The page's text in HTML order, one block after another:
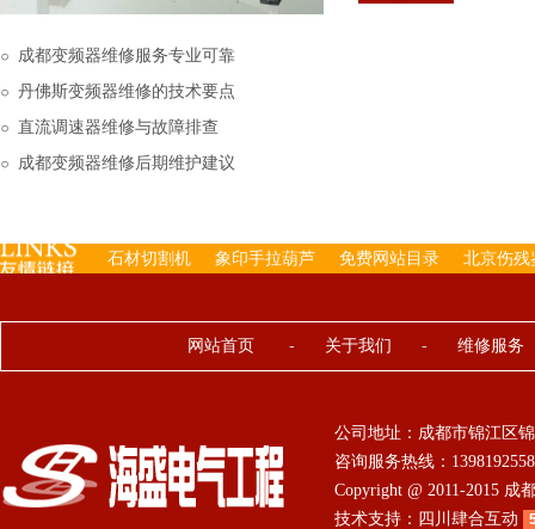
下来的，机内已经存有
成都变频器维修服务专业可靠
丹佛斯变频器维修的技术要点
直流调速器维修与故障排查
成都变频器维修后期维护建议
石材切割机 象印手拉葫芦 免费网站目录 北京伤残
网站首页 - 关于我们 - 维修服务
公司地址：成都市锦江区
咨询服务热线：
Copyright @ 2011-2015
技术支持： 四川肆合互动